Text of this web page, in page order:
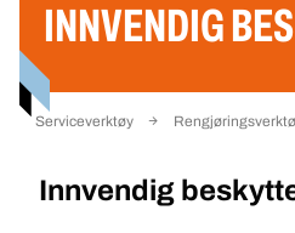
INNVENDIG
Serviceverktøy
Innvendig
Filter